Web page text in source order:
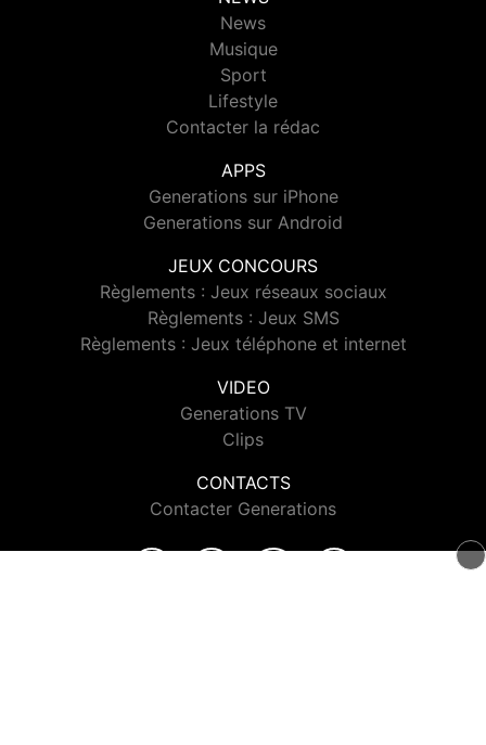
News
Musique
Sport
Lifestyle
Contacter la rédac
APPS
Generations sur iPhone
Generations sur Android
JEUX CONCOURS
Règlements : Jeux réseaux sociaux
Règlements : Jeux SMS
Règlements : Jeux téléphone et internet
VIDEO
Generations TV
Clips
CONTACTS
Contacter Generations